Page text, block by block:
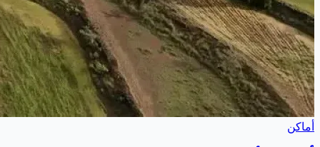
أماكن